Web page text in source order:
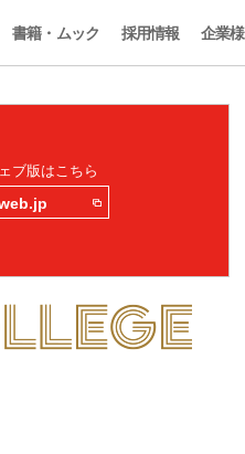
書籍・ムック 採用情報 企業
ブ版はこちら